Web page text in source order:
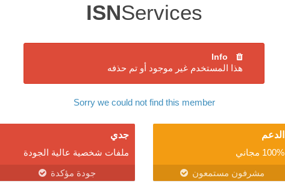
ISNServices
هذا المستخدم غير موجود أو تم حذفه
Sorry we could not find this member
الدعم
100% مجاني
مشرفون مستمعون
جدي
ملفات شخصية عالية الجودة
جودة مؤكدة